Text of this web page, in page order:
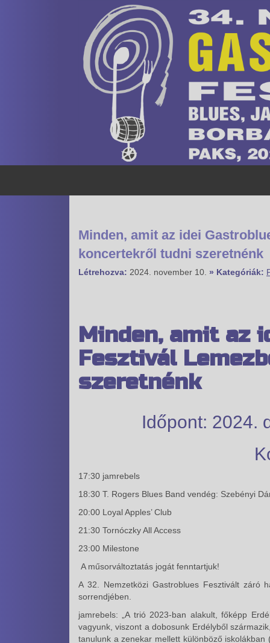
Minden, amit az idei
koncertekről tudni szeretnénk
Létrehozva: 2024. november 10. » Kategóriák:
Minden, amit az
Fesztivál
szeretnénk
Időpont: 2024.
17:30 jamrebels
18:30 T. Rogers Blues Band vendég: Szebényi
20:00 Loyal Apples’ Club
21:30 Tornóczky All Access
23:00 Milestone
A műsorváltoztatás jogát fenntartjuk!
A 32. Nemzetközi Gastroblues Fesztivált záró
sorrendjében.
jamrebels: „A trió 2023-ban alakult, főképp
vagyunk, viszont a dobosunk Erdélyből
tanulunk a zenekar mellett különböző